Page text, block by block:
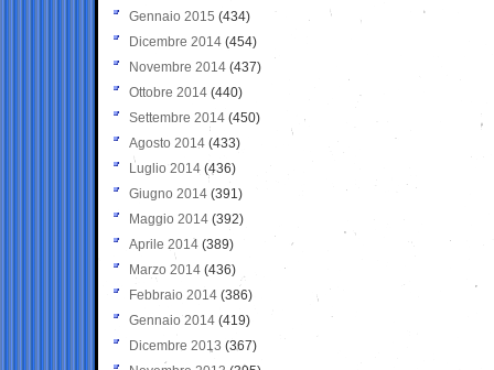
Gennaio 2015 (434)
Dicembre 2014 (454)
Novembre 2014 (437)
Ottobre 2014 (440)
Settembre 2014 (450)
Agosto 2014 (433)
Luglio 2014 (436)
Giugno 2014 (391)
Maggio 2014 (392)
Aprile 2014 (389)
Marzo 2014 (436)
Febbraio 2014 (386)
Gennaio 2014 (419)
Dicembre 2013 (367)